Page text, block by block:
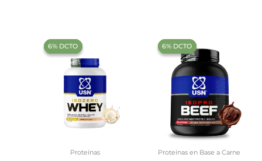
‍6% DCTO‍‍
‍6% DCTO‍‍
Proteínas
‍6% DCTO‍‍
‍6% DCTO‍‍
Proteínas en Base a Carne